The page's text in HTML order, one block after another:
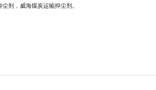
尘剂 ， 威海煤炭运输抑尘剂 。